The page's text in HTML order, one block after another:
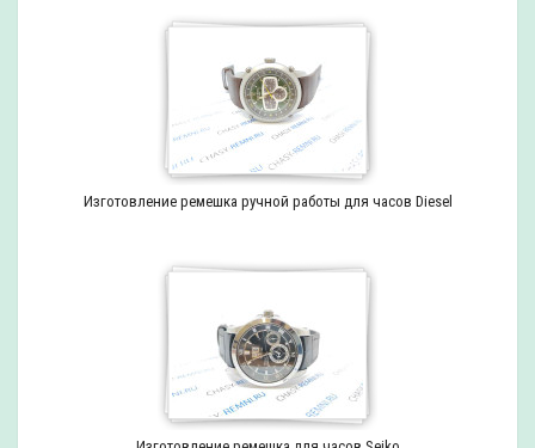
Изготовление ремешка ручной работы для часов Diesel